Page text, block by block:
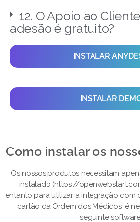
12. O Apoio ao
adesão é gratuito?
INSTALAR
INSTALAR
Como instalar os
Os nossos produtos necessitam
instalado (https://
entanto para utilizar a integração com
cartão da Ordem dos Médicos, é
seguinte